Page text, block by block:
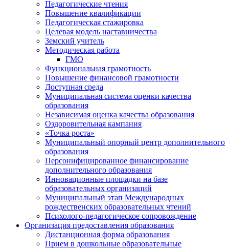
Педагогические чтения
Повышение квалификации
Педагогическая стажировка
Целевая модель наставничества
Земский учитель
Методическая работа
ГМО
Функциональная грамотность
Повышение финансовой грамотности
Доступная среда
Муниципальная система оценки качества
образования
Независимая оценка качества образования
Оздоровительная кампания
«Точка роста»
Муниципальный опорный центр дополнительного
образования
Персонифицированное финансирование
дополнительного образования
Инновационные площадки на базе
образовательных организаций
Муниципальный этап Международных
рождественских образовательных чтений
Психолого-педагогическое сопровождение
Организация предоставления образования
Дистанционная форма образования
Прием в дошкольные образовательные